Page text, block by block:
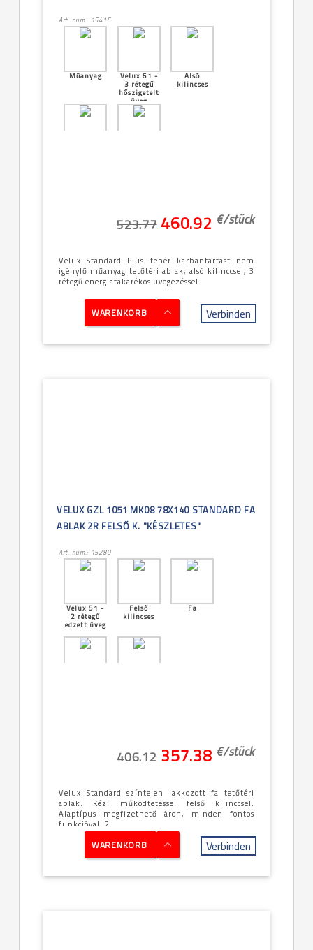
Art. num.: 15415
Műanyag
Velux 61 -
3 rétegű
hőszigetelt
üveg
Alsó
kilincses
523.77 460.92 €/stück
Velux Standard Plus fehér karbantartást nem
igénylő műanyag tetőtéri ablak, alsó kilinccsel, 3
rétegű energiatakarékos üvegezéssel.
WARENKORB Verbinden
VELUX GZL 1051 MK08 78X140 STANDARD FA
ABLAK 2R FELSŐ K. "KÉSZLETES"
Art. num.: 15289
Velux 51 -
2 rétegű
edzett üveg
Felső
kilincses
Fa
406.12 357.38 €/stück
Velux Standard színtelen lakkozott fa tetőtéri
ablak. Kézi működtetéssel felső kilinccsel.
Alaptípus megfizethető áron, minden fontos
funkcióval, 2 ...
WARENKORB Verbinden